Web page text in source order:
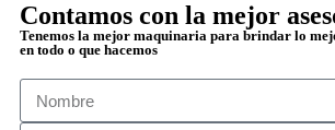
Contamos con la mejor
Tenemos la mejor maquinaria para brindar lo
en todo o que hacemos